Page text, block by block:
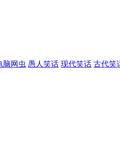
脑网虫 愚人笑话 现代笑话 古代笑